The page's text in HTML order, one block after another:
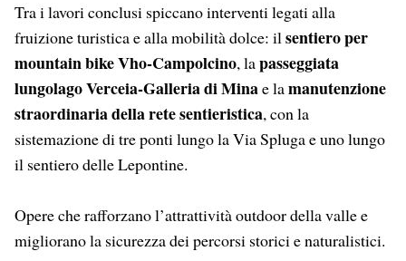
Tra i lavori conclusi spiccano interventi legati alla
fruizione turistica e alla mobilità dolce: ilsentiero per
mountain bike Vho-Campolcino, lapasseggiata
lungolago Verceia-Galleria di Minae lamanutenzione
straordinaria della rete sentieristica, con la
sistemazione di tre ponti lungo la Via Spluga e uno lungo
il sentiero delle Lepontine.
Opere che rafforzano l’attrattività outdoor della valle e
migliorano la sicurezza dei percorsi storici e naturalistici.